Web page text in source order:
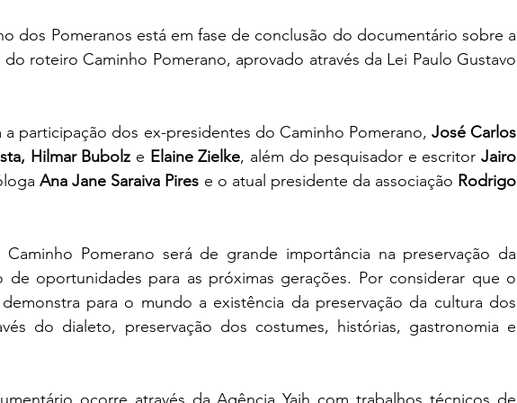
dos Pomeranos está em fase de conclusão do documentário sobre a
roteiro Caminho Pomerano, aprovado através da Lei Paulo Gustavo
participação dos ex-presidentes do Caminho Pomerano, José Carlos
Hilmar Bubolz e Elaine Zielke, além do pesquisador e escritor Jairo
Ana Jane Saraiva Pires e o atual presidente da associação Rodrigo
Pomerano será de grande importância na preservação da
de oportunidades para as próximas gerações. Por considerar que o
para o mundo a existência da preservação da cultura dos
do dialeto, preservação dos costumes, histórias, gastronomia e